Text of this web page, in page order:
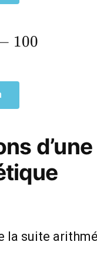
100
la suite